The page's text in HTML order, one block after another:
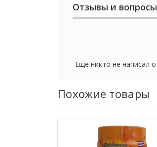
Отзывы и
Еще никто не написал
Похожие товары